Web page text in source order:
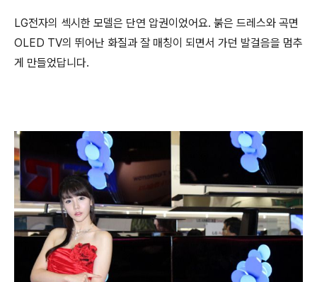
LG전자의 섹시한 모델은 단연 압권이었어요. 붉은 드레스와 곡면
OLED TV의 뛰어난 화질과 잘 매칭이 되면서 가던 발걸음을 멈추
게 만들었답니다.